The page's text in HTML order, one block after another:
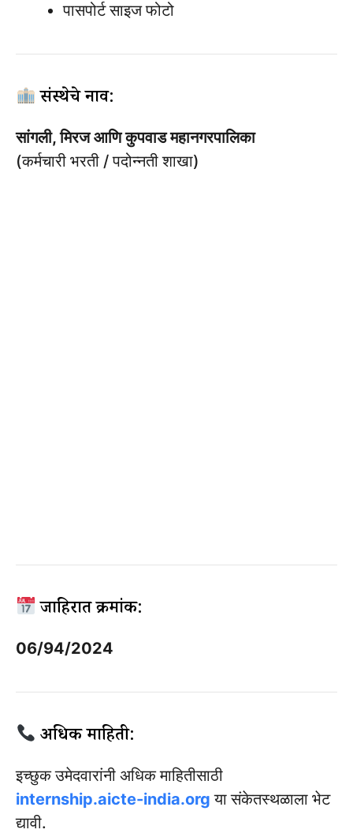
पासपोर्ट साइज फोटो
संस्थेचे नाव:
सांगली, मिरज आणि कुपवाड महानगरपालिका
(कर्मचारी भरती / पदोन्नती शाखा)
जाहिरात क्रमांक:
06/94/2024
अधिक माहिती:
इच्छुक उमेदवारांनी अधिक माहितीसाठी
internship.aicte-india.org या संकेतस्थळाला भेट
द्यावी.